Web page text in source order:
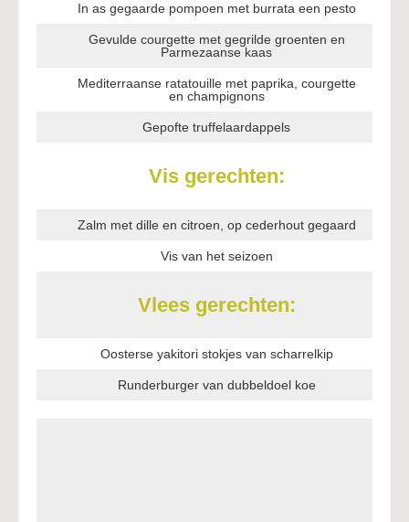
In as gegaarde pompoen met burrata een pesto
Gevulde courgette met gegrilde groenten en
Parmezaanse kaas
Mediterraanse ratatouille met paprika, courgette
en champignons
Gepofte truffelaardappels
Vis gerechten:
Zalm met dille en citroen, op cederhout gegaard
Vis van het seizoen
Vlees gerechten:
Oosterse yakitori stokjes van scharrelkip
Runderburger van dubbeldoel koe